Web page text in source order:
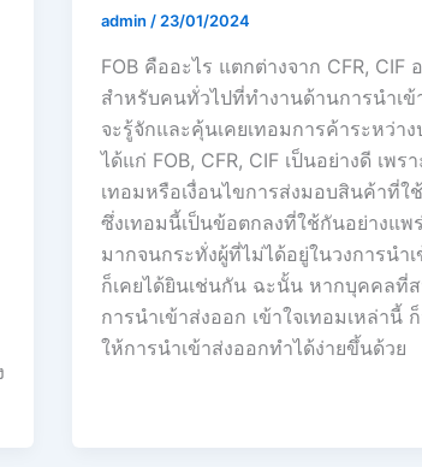
admin / 23/01/2024
FOB คืออะไร แตกต่างจาก CFR, CIF
สำหรับคนทั่วไปที่ทำงานด้านการนำเข้
จะรู้จักและคุ้นเคยเทอมการค้าระหว่าง
ได้แก่ FOB, CFR, CIF เป็นอย่างดี เพร
เทอมหรือเงื่อนไขการส่งมอบสินค้าที่ใ
ซึ่งเทอมนี้เป็นข้อตกลงที่ใช้กันอย่างแพ
มากจนกระทั่งผู้ที่ไม่ได้อยู่ในวงการนำ
ก็เคยได้ยินเช่นกัน ฉะนั้น หากบุคคลที่
การนำเข้าส่งออก เข้าใจเทอมเหล่านี้
ให้การนำเข้าส่งออกทำได้ง่ายขึ้นด้วย